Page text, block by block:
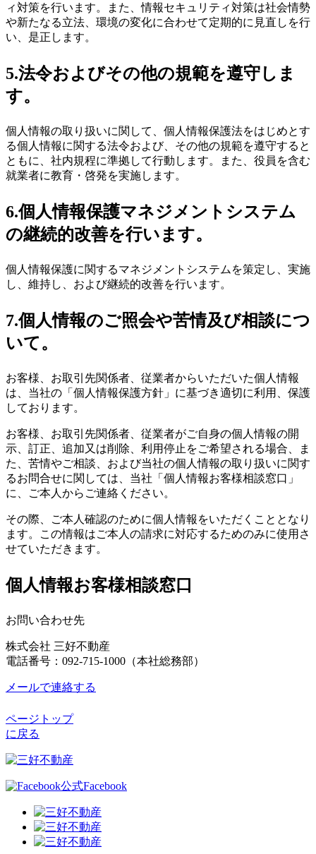
ィ対策を行います。また、情報セキュリティ対策は社会情勢
や新たなる立法、環境の変化に合わせて定期的に見直しを行
い、是正します。
5.法令およびその他の規範を遵守しま
す。
個人情報の取り扱いに関して、個人情報保護法をはじめとす
る個人情報に関する法令および、その他の規範を遵守すると
ともに、社内規程に準拠して行動します。また、役員を含む
就業者に教育・啓発を実施します。
6.個人情報保護マネジメントシステム
の継続的改善を行います。
個人情報保護に関するマネジメントシステムを策定し、実施
し、維持し、および継続的改善を行います。
7.個人情報のご照会や苦情及び相談につ
いて。
お客様、お取引先関係者、従業者からいただいた個人情報
は、当社の「個人情報保護方針」に基づき適切に利用、保護
しております。
お客様、お取引先関係者、従業者がご自身の個人情報の開
示、訂正、追加又は削除、利用停止をご希望される場合、ま
た、苦情やご相談、および当社の個人情報の取り扱いに関す
るお問合せに関しては、当社「個人情報お客様相談窓口」
に、ご本人からご連絡ください。
その際、ご本人確認のために個人情報をいただくこととなり
ます。この情報はご本人の請求に対応するためのみに使用さ
せていただきます。
個人情報お客様相談窓口
お問い合わせ先
株式会社 三好不動産
電話番号：092-715-1000（本社総務部）
メールで連絡する
ページトップ
に戻る
公式Facebook